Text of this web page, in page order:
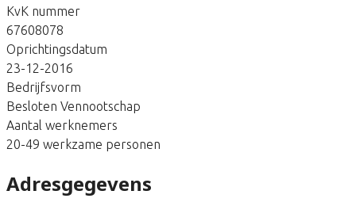
KvK nummer
67608078
Oprichtingsdatum
23-12-2016
Bedrijfsvorm
Besloten Vennootschap
Aantal werknemers
20-49 werkzame personen
Adresgegevens